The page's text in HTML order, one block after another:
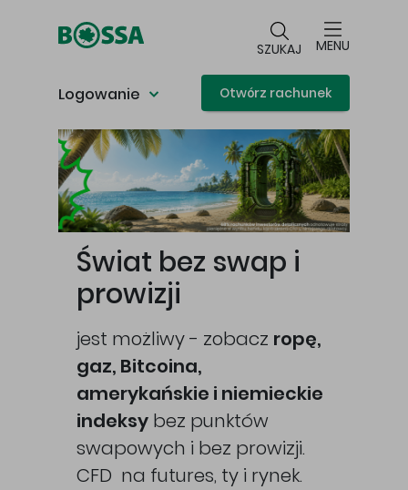
SZUKAJ MENU
Logowanie Otwórz rachunek
Główna treść
Świat bez swap i
prowizji
jest możliwy - zobacz ropę,
gaz, Bitcoina,
amerykańskie i niemieckie
indeksy bez punktów
swapowych i bez prowizji.
CFD na futures, ty i rynek.